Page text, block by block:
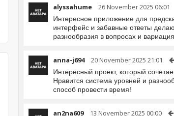
alyssahume 26 November 2025 06:01
Интересное приложение для
интерфейс и забавные ответы
разнообразия в вопросах и
anna-j694 20 November 2025 21:01
Интересный проект, который
Нравится система уровней и
способ провести время!
an2na609 13 November 2025 00:00